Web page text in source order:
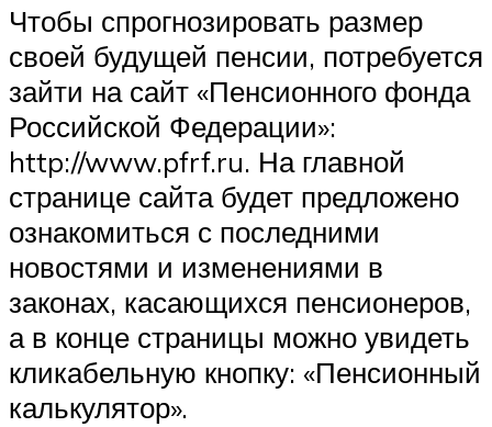
Чтобы спрогнозировать размер
своей будущей пенсии, потребуется
зайти на сайт «Пенсионного фонда
Российской Федерации»:
http://www.pfrf.ru. На главной
странице сайта будет предложено
ознакомиться с последними
новостями и изменениями в
законах, касающихся пенсионеров,
а в конце страницы можно увидеть
кликабельную кнопку: «Пенсионный
калькулятор».